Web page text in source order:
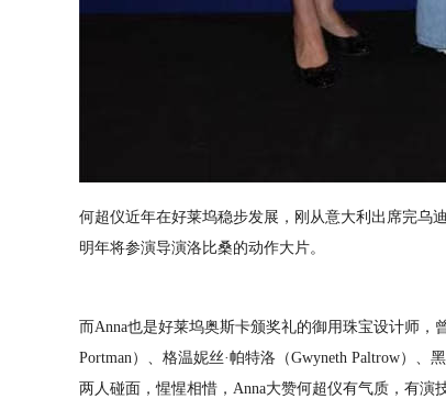
何超仪近年在好莱坞稳步发展，刚从意⼤利出席完乌
明年将参演导演洛比桑的动作⼤⽚。
⽽Anna也是好莱坞奥斯卡颁奖礼的御⽤珠宝设计师，
Portman）、格温妮丝·帕特洛（Gwyneth Paltrow）、
两⼈碰⾯，惺惺相惜，Anna⼤赞何超仪有气质，有